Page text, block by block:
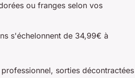
ou franges selon vos
s'échelonnent de 34,99€ à
sorties décontractées